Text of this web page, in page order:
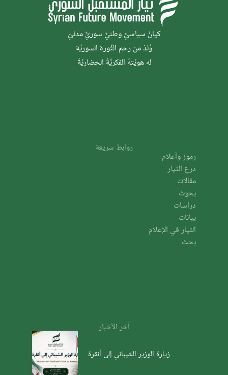
كيانٌ سياسيٌّ وطنيٌّ سوريٌّ مدنيّ
وُلدَ من رحم الثَّورة السوريَّة
له هويَّتهُ الفكريَّةُ الحضاريَّةُ
روابط سريعة
رموز وأعلام
درع التيار
مقالات
بحوث
دراسات
بيانات
التيار في الإعلام
بحث
آخر الأخبار
زيارة الوزير الشيباني إلى أنقرة